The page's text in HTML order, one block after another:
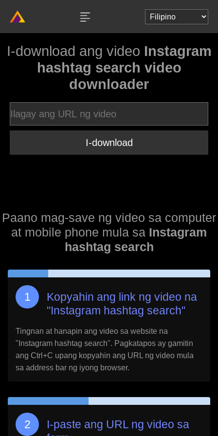
I-download ang video Instagram
hashtag search video
downloader
I-download
Paano mag-save ng video sa computer
at mobile phone mula sa Instagram
hashtag search
Kopyahin ang link ng video na
"Instagram hashtag search"
Tingnan at hanapin ang video sa website na
" Instagram hashtag search". Pagkatapos ay gamitin
ang Ctrl+C upang kopyahin ang URL ng video mula
sa address bar ng iyong browser.
I-paste ang URL ng video sa